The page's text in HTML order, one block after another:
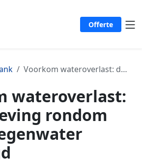
Offerte
Voorkom wateroverlast: de wetgeving rondom afvoer regenwater uitgelegd
wateroverlast:
rondom